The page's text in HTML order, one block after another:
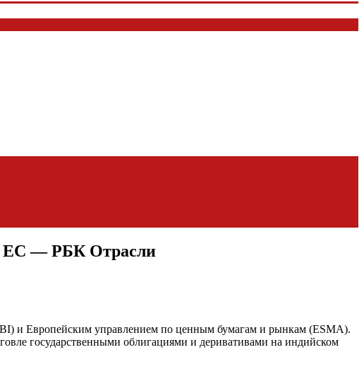
ЕС — РБК Отрасли
и Европейским управлением по ценным бумагам и рынкам (ESMA).
государственными облигациями и деривативами на индийском